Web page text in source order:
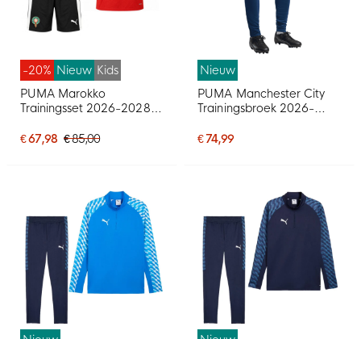
-20% Nieuw Kids
PUMA Marokko
Trainingsset 2026-2028
€ 67,98 € 85,00
Nieuw
PUMA Manchester City
Trainingsbroek 2026-
Lichtblauw
€ 74,99